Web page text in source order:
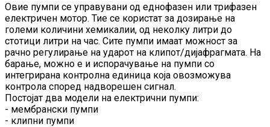
Овие пумпи се управувани од еднофазен или трифазен
електричен мотор. Тие се користат за дозирање на
големи количини хемикалии, од неколку литри до
стотици литри на час. Сите пумпи имаат можност за
рачно регулирање на ударот на клипот/дијафрагмата. На
барање, можно е и испорачување на пумпи со
интегрирана контролна единица која овозможува
контрола според надворешен сигнал.
Постојат два модели на електрични пумпи:
- мембрански пумпи
- клипни пумпи